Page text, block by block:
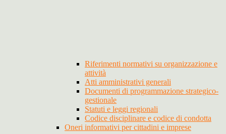
Riferimenti normativi su organizzazione e
attività
Atti amministrativi generali
Documenti di programmazione strategico-
gestionale
Statuti e leggi regionali
Codice disciplinare e codice di condotta
Oneri informativi per cittadini e imprese